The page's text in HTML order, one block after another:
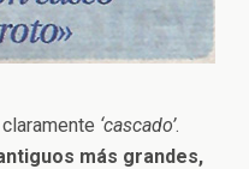
‘cascado’.
más grandes,